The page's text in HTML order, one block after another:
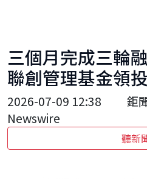
三個月完成三輪
聯創管理基金領
2026-07-09 12:38
鉅聞
Newswire
聽新